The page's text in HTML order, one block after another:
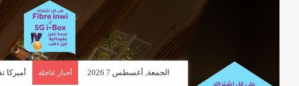
الجمعة, أغسطس 7 2026 أخبار عاجلة